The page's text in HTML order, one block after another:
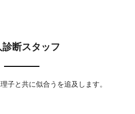
診断スタッフ
子と共に似合うを追及します。